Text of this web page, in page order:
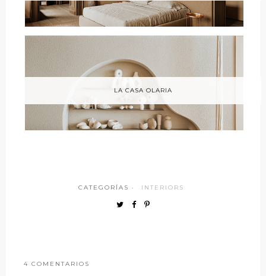
LA CASA OLARIA
CATEGORÍAS · INTERIORS
4 COMENTARIOS